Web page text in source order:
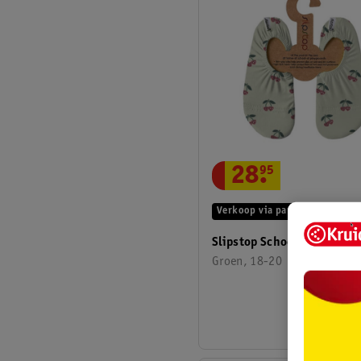
Slipstop Schoen
Groen, 18-20
Verkoop via partner
28.
95